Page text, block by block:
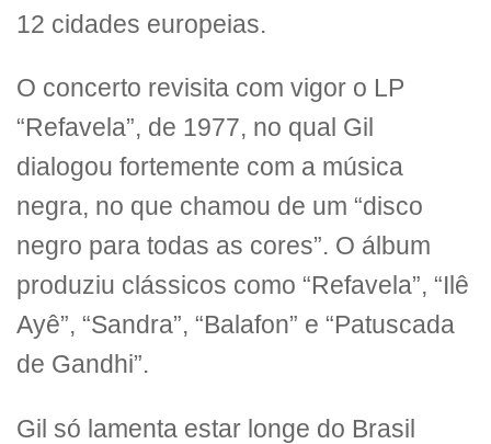
12 cidades europeias.
O concerto revisita com vigor o LP
“Refavela”, de 1977, no qual Gil
dialogou fortemente com a música
negra, no que chamou de um “disco
negro para todas as cores”. O álbum
produziu clássicos como “Refavela”, “Ilê
Ayê”, “Sandra”, “Balafon” e “Patuscada
de Gandhi”.
Gil só lamenta estar longe do Brasil